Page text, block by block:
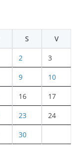
S V
2 3
9 10
16 17
23 24
30